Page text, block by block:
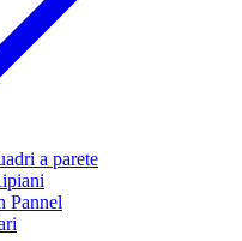
a parete
Pannel